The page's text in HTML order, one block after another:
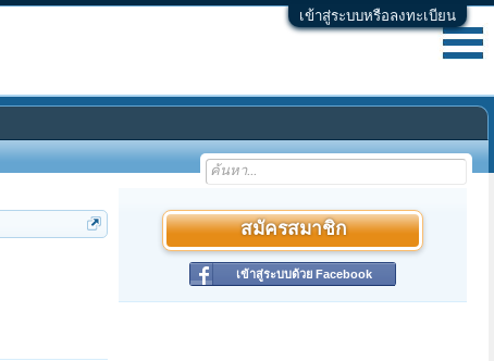
เข้าสู่ระบบหรือลงทะเบียน
สมัครสมาชิก
เข้าสู่ระบบด้วย Facebook